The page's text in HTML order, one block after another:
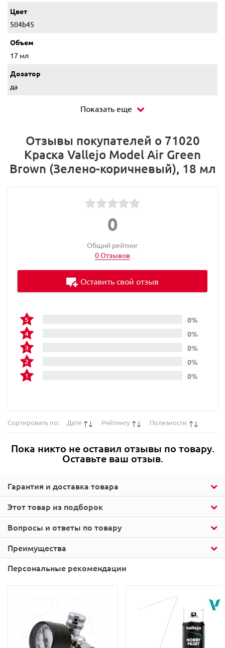
Цвет
504b45
Объем
17 мл
Дозатор
да
Показать еще
Этот товар из подборок
Гарантия и доставка товара
Отзывы покупателей о 71020
Краска Vallejo Model Air Green
Brown (Зелено-коричневый), 18 мл
0
Общий рейтинг
0 Отзывов
0%
0%
0%
0%
0%
Оставить свой отзыв
Сортировать по: Дате Рейтингу Полезности
Пока никто не оставил отзывы по товару.
Оставьте ваш отзыв.
Вопросы и ответы по товару
Преимущества
Персональные рекомендации